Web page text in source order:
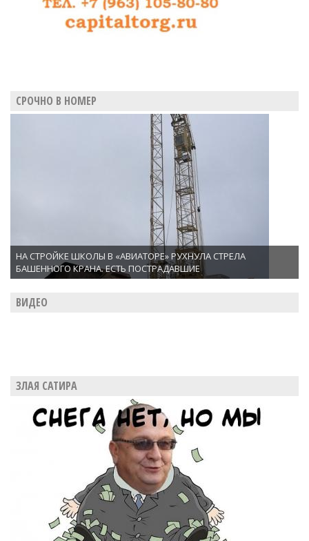
СРОЧНО В НОМЕР
НА СТРОЙКЕ ШКОЛЫ В «АВИАТОРЕ» РУХНУЛА СТРЕЛА
БАШЕННОГО КРАНА. ЕСТЬ ПОСТРАДАВШИЕ
ВИДЕО
ЗЛАЯ САТИРА